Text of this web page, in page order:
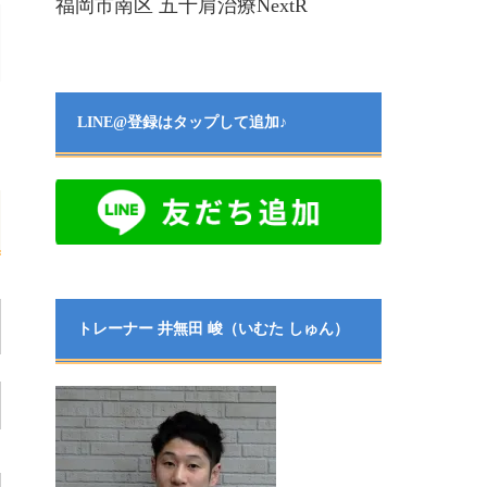
福岡市南区 五十肩治療NextR
LINE@登録はタップして追加♪
トレーナー 井無田 峻（いむた しゅん）